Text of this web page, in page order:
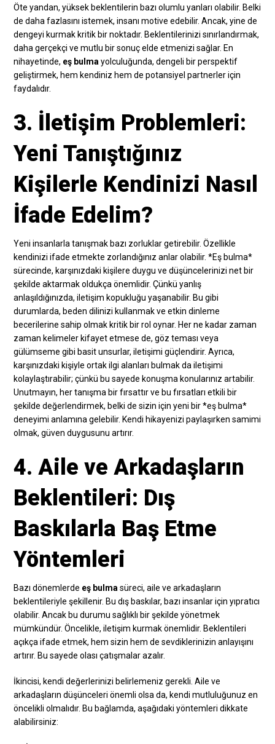
Öte yandan, yüksek beklentilerin bazı olumlu yanları olabilir. Belki
de daha fazlasını istemek, insanı motive edebilir. Ancak, yine de
dengeyi kurmak kritik bir noktadır. Beklentilerinizi sınırlandırmak,
daha gerçekçi ve mutlu bir sonuç elde etmenizi sağlar. En
nihayetinde, eş bulma yolculuğunda, dengeli bir perspektif
geliştirmek, hem kendiniz hem de potansiyel partnerler için
faydalıdır.
3. İletişim Problemleri:
Yeni Tanıştığınız
Kişilerle Kendinizi Nasıl
İfade Edelim?
Yeni insanlarla tanışmak bazı zorluklar getirebilir. Özellikle
kendinizi ifade etmekte zorlandığınız anlar olabilir. *Eş bulma*
sürecinde, karşınızdaki kişilere duygu ve düşüncelerinizi net bir
şekilde aktarmak oldukça önemlidir. Çünkü yanlış
anlaşıldığınızda, iletişim kopukluğu yaşanabilir. Bu gibi
durumlarda, beden dilinizi kullanmak ve etkin dinleme
becerilerine sahip olmak kritik bir rol oynar. Her ne kadar zaman
zaman kelimeler kifayet etmese de, göz teması veya
gülümseme gibi basit unsurlar, iletişimi güçlendirir. Ayrıca,
karşınızdaki kişiyle ortak ilgi alanları bulmak da iletişimi
kolaylaştırabilir; çünkü bu sayede konuşma konularınız artabilir.
Unutmayın, her tanışma bir fırsattır ve bu fırsatları etkili bir
şekilde değerlendirmek, belki de sizin için yeni bir *eş bulma*
deneyimi anlamına gelebilir. Kendi hikayenizi paylaşırken samimi
olmak, güven duygusunu artırır.
4. Aile ve Arkadaşların
Beklentileri: Dış
Baskılarla Baş Etme
Yöntemleri
Bazı dönemlerde eş bulma süreci, aile ve arkadaşların
beklentileriyle şekillenir. Bu dış baskılar, bazı insanlar için yıpratıcı
olabilir. Ancak bu durumu sağlıklı bir şekilde yönetmek
mümkündür. Öncelikle, iletişim kurmak önemlidir. Beklentileri
açıkça ifade etmek, hem sizin hem de sevdiklerinizin anlayışını
artırır. Bu sayede olası çatışmalar azalır.
İkincisi, kendi değerlerinizi belirlemeniz gerekli. Aile ve
arkadaşların düşünceleri önemli olsa da, kendi mutluluğunuz en
öncelikli olmalıdır. Bu bağlamda, aşağıdaki yöntemleri dikkate
alabilirsiniz: